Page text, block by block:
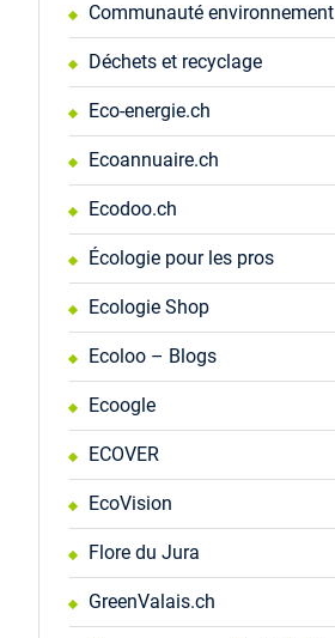
Communauté environnement
Déchets et recyclage
Eco-energie.ch
Ecoannuaire.ch
Ecodoo.ch
Écologie pour les pros
Ecologie Shop
Ecoloo – Blogs
Ecoogle
ECOVER
EcoVision
Flore du Jura
GreenValais.ch